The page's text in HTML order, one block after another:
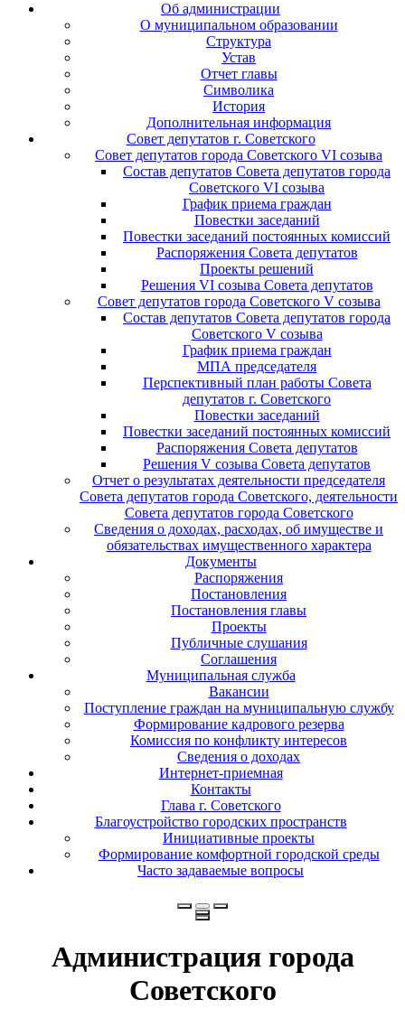
Об администрации
О муниципальном образовании
Структура
Устав
Отчет главы
Символика
История
Дополнительная информация
Совет депутатов г. Советского
Совет депутатов города Советского VI созыва
Состав депутатов Совета депутатов города
Советского VI созыва
График приема граждан
Повестки заседаний
Повестки заседаний постоянных комиссий
Распоряжения Совета депутатов
Проекты решений
Решения VI созыва Совета депутатов
Совет депутатов города Советского V созыва
Состав депутатов Совета депутатов города
Советского V созыва
График приема граждан
МПА председателя
Перспективный план работы Совета
депутатов г. Советского
Повестки заседаний
Повестки заседаний постоянных комиссий
Распоряжения Совета депутатов
Решения V созыва Совета депутатов
Отчет о результатах деятельности председателя
Совета депутатов города Советского, деятельности
Совета депутатов города Советского
Сведения о доходах, расходах, об имуществе и
обязательствах имущественного характера
Документы
Распоряжения
Постановления
Постановления главы
Проекты
Публичные слушания
Соглашения
Муниципальная служба
Вакансии
Поступление граждан на муниципальную службу
Формирование кадрового резерва
Комиссия по конфликту интересов
Сведения о доходах
Интернет-приемная
Контакты
Глава г. Советского
Благоустройство городских пространств
Инициативные проекты
Формирование комфортной городской среды
Часто задаваемые вопросы
Администрация города
Советского